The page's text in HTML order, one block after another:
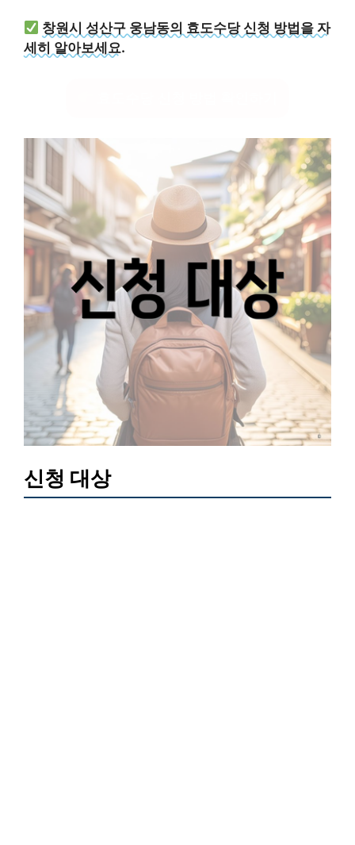
창원시 성산구 웅남동의 효도수당 신청 방법을 자
세히 알아보세요.
신청 대상